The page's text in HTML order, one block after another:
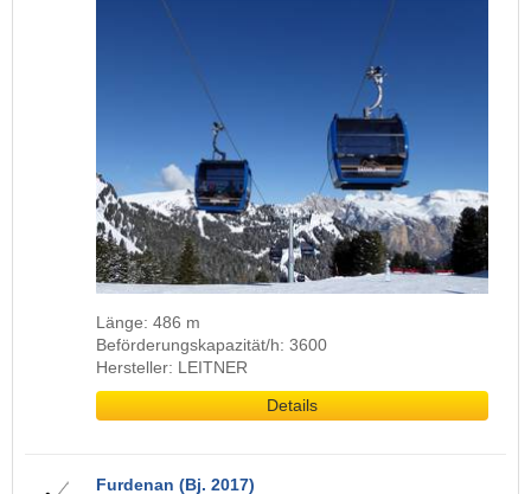
Länge: 486 m
Beförderungskapazität/h: 3600
Hersteller: LEITNER
Details
Furdenan (Bj. 2017)